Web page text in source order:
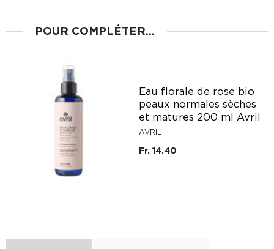
POUR COMPLÉTER...
Eau florale de rose bio
peaux normales sèches
et matures 200 ml Avril
AVRIL
Fr. 14.40